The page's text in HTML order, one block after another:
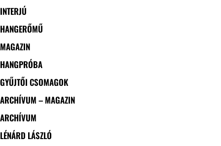
INTERJÚ
HANGERŐMŰ
MAGAZIN
HANGPRÓBA
GYŰJTŐI CSOMAGOK
ARCHÍVUM – MAGAZIN
ARCHÍVUM
LÉNÁRD LÁSZLÓ